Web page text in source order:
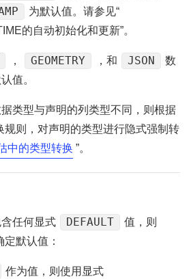
为默认值。请参见“
的自动初始化和更新”。
， GEOMETRY ，和 JSON
数
值。
类型与声明的列类型不同，则根据
规则，对声明的类型进行隐式强制转
中的类型转换 ”。
任何显式 DEFAULT
值，则
默认值：
作为值，则使用显式